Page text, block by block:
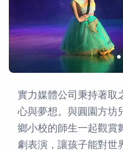
實力媒體公司秉持著取
心與夢想。與圓園方坊
鄉小校的師生一起觀賞
劇表演，讓孩子能對世